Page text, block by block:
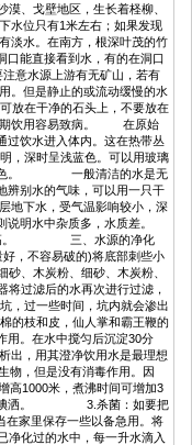
、戈壁地区，生长着柽柳、
水位只有1米左右；如果发现
淡水。在南方，根深叶茂的竹
口能直接看到水，有的在洞口
意水源上游有无矿山，若有
但是静止的或流动缓慢的水
放在干净的石头上，不要放在
期饮用容易致病。 在原始
过饮水进入体内。这在热带丛
，深时呈浅蓝色。可以用玻璃
浅蓝色。 一般清洁的水是无
辨别水的气味，可以用一只干
地下水，受气温影响较小，深
说明水中杂质多，水质差。
下水位高。 三、水源的净化
，不容易破的)将底部刺些小
、木炭粉、细砂、木炭粉、
过滤后的水再次进行过滤，
，过一些时间，坑内就会渗出
的枝和皮，仙人掌和霸王鞭的
用。在水中搅匀后沉淀30分
出，用其澄净饮用水是最理想
物，但是没有消毒作用。因
1000米，煮沸时间可增加3
10滴碘洒。 3.杀菌：如要把
家里保存一些以备急用。将
化过的水中，每一升水滴入